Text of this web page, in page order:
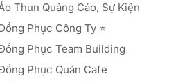
Thun Quảng Cáo, Sự Kiện
Phục Công Ty ⭐️
Phục Team Building
Phục Quán Cafe